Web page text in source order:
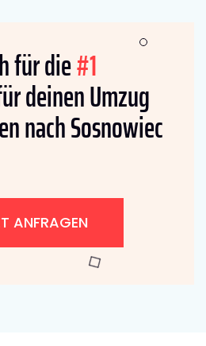
für die#1
deinen Umzug
nach Sosnowiec
ANFRAGEN